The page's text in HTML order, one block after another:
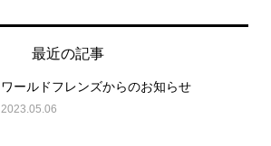
最近の記事
ワールドフレンズからのお知らせ
2023.05.06